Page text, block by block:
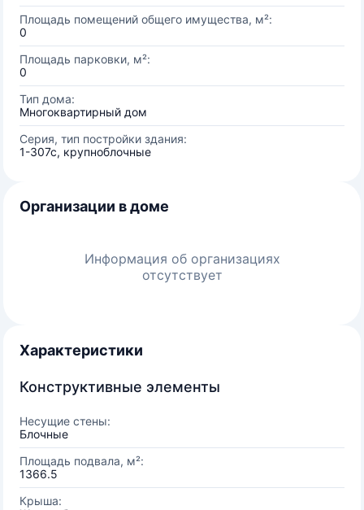
Площадь помещений общего имущества, м²:
0
Площадь парковки, м²:
0
Тип дома:
Многоквартирный дом
Серия, тип постройки здания:
1-307с, крупноблочные
Организации в доме
Информация об организациях
отсутствует
Характеристики
Конструктивные элементы
Несущие стены:
Блочные
Площадь подвала, м²:
1366.5
Крыша: